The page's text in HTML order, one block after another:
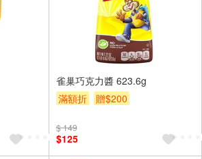
雀巢巧克力醬 623.6g
滿額折
贈$200
$ 149
$125